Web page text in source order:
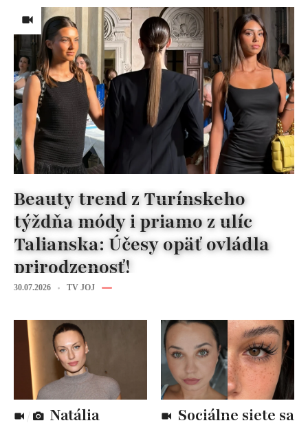
Beauty trend z Turínskeho
týždňa módy i priamo z ulíc
Talianska: Účesy opäť ovládla
prirodzenosť!
30.07.2026 TV JOJ